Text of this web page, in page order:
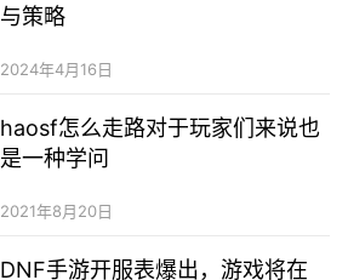
与策略
2024年4月16日
haosf怎么走路对于玩家们来说也
是一种学问
2021年8月20日
DNF手游开服表爆出，游戏将在